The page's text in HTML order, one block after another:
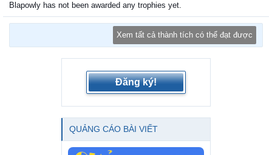
Blapowly has not been awarded any trophies yet.
Xem tất cả thành tích có thể đạt được
Đăng ký!
QUẢNG CÁO BÀI VIẾT